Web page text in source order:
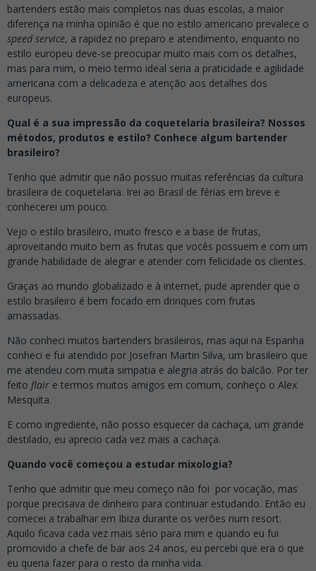
bartenders estão mais completos nas duas escolas, a maior
diferença na minha opinião é que no estilo americano prevalece o
speed service, a rapidez no preparo e atendimento, enquanto no
estilo europeu deve-se preocupar muito mais com os detalhes,
mas para mim, o meio termo ideal seria a praticidade e agilidade
americana com a delicadeza e atenção aos detalhes dos
europeus.
Qual é a sua impressão da coquetelaria brasileira? Nossos
métodos, produtos e estilo? Conhece algum bartender
brasileiro?
Tenho que admitir que não possuo muitas referências da cultura
brasileira de coquetelaria. Irei ao Brasil de férias em breve e
conhecerei um pouco.
Vejo o estilo brasileiro, muito fresco e a base de frutas,
aproveitando muito bem as frutas que vocês possuem e com um
grande habilidade de alegrar e atender com felicidade os clientes.
Graças ao mundo globalizado e à internet, pude aprender que o
estilo brasileiro é bem focado em drinques com frutas
amassadas.
Não conheci muitos bartenders brasileiros, mas aqui na Espanha
conheci e fui atendido por Josefran Martin Silva, um brasileiro que
me atendeu com muita simpatia e alegria atrás do balcão. Por ter
feito flair e termos muitos amigos em comum, conheço o Alex
Mesquita.
E como ingrediente, não posso esquecer da cachaça, um grande
destilado, eu aprecio cada vez mais a cachaça.
Quando você começou a estudar mixologia?
Tenho que admitir que meu começo não foi por vocação, mas
porque precisava de dinheiro para continuar estudando. Então eu
comecei a trabalhar em Ibiza durante os verões num resort.
Aquilo ficava cada vez mais sério para mim e quando eu fui
promovido a chefe de bar aos 24 anos, eu percebi que era o que
eu queria fazer para o resto da minha vida.